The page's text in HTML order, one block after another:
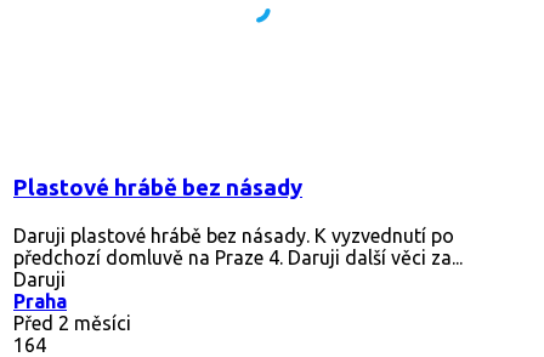
Plastové hrábě bez násady
Daruji plastové hrábě bez násady. K vyzvednutí po
předchozí domluvě na Praze 4. Daruji další věci za...
Daruji
Praha
Před 2 měsíci
164